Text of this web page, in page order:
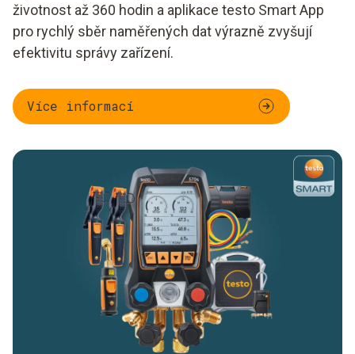
životnost až 360 hodin a aplikace testo Smart App
pro rychlý sběr naměřených dat výrazně zvyšují
efektivitu správy zařízení.
Více informací